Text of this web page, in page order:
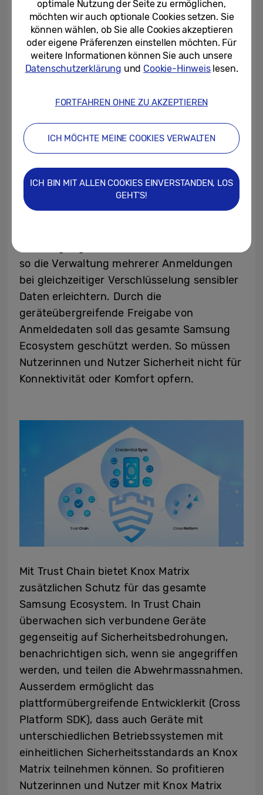
Ansatz, der mit der zunehmenden
Vernetzung von Geräten, die im Alltag
genutzt werden, immer wichtiger wird. Knox
Matrix ist der Schutzschild für das
Geräte. Es fungiert als privates Blockchain-
vernetzten Geräte durch eine
mehrschichtige intelligente
Bedrohungsüberwachung gegenseitig auf
Risiken überprüfen.
Credential Sync sichert die Daten der
so die Verwaltung mehrerer Anmeldungen
bei gleichzeitiger Verschlüsselung sensibler
Daten erleichtern. Durch die
geräteübergreifende Freigabe von
Anmeldedaten soll das gesamte Samsung
Ecosystem geschützt werden. So müssen
Nutzerinnen und Nutzer Sicherheit nicht für
Konnektivität oder Komfort opfern.
Mit Trust Chain bietet Knox Matrix
zusätzlichen Schutz für das gesamte
Samsung Ecosystem. In Trust Chain
überwachen sich verbundene Geräte
gegenseitig auf Sicherheitsbedrohungen,
benachrichtigen sich, wenn sie angegriffen
werden, und teilen die Abwehrmassnahmen.
Ausserdem ermöglicht das
plattformübergreifende Entwicklerkit (Cross
Platform SDK), dass auch Geräte mit
unterschiedlichen Betriebssystemen mit
einheitlichen Sicherheitsstandards an Knox
Matrix teilnehmen können. So profitieren
Nutzerinnen und Nutzer mit Knox Matrix
optimale Nutzung der Seite zu ermöglichen,
möchten wir auch optionale Cookies setzen. Sie
können wählen, ob Sie alle Cookies akzeptieren
oder eigene Präferenzen einstellen möchten. Für
weitere Informationen können Sie auch unsere
Datenschutzerklärung und Cookie-Hinweislesen.
FORTFAHREN OHNE ZU AKZEPTIEREN
ICH MÖCHTE MEINE COOKIES VERWALTEN
ICH BIN MIT ALLEN COOKIES EINVERSTANDEN, LOS
GEHT'S!